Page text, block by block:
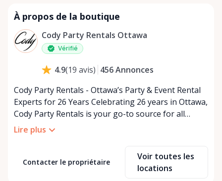
Mercredi
Jeudi
9:00 AM - 5:00 PM
Vendredi
Dimanche
À propos de la boutique
Cody Party Rentals Ottawa
Vérifié
4.9(19 avis) 456Annonces
Cody Party Rentals - Ottawa’s Party & Event Rental
Experts for 26 Years Celebrating 26 years in Ottawa,
Cody Party Rentals is your go-to source for all
things party and event rentals. We’re proud to be a
partner of Rent Anything, expanding our offerings
At Cody Party Rentals, we believe in the power of
sharing—giving others the chance to rent out their
Lire plus
Contacter le propriétaire
Voir toutes les
locations